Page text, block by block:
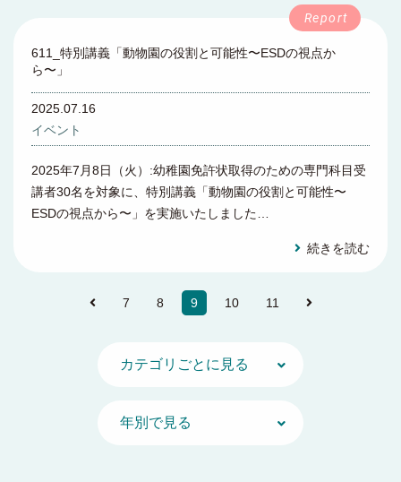
611_特別講義「動物園の役割と可能性〜ESDの視点か
ら〜」
2025.07.16
イベント
2025年7月8日（火）:幼稚園免許状取得のための専門科目受
講者30名を対象に、特別講義「動物園の役割と可能性〜
ESDの視点から〜」を実施いたしました…
続きを読む
7 8 9 10 11